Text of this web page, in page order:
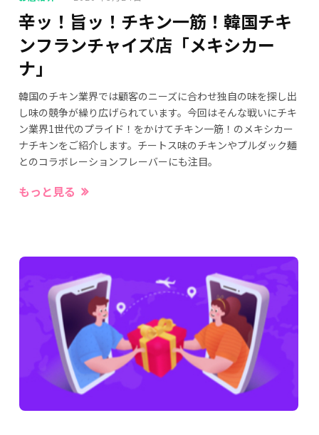
辛ッ！旨ッ！チキン一筋！韓国チキ
ンフランチャイズ店「メキシカー
ナ」
韓国のチキン業界では顧客のニーズに合わせ独自の味を探し出
し味の競争が繰り広げられています。今回はそんな戦いにチキ
ン業界1世代のプライド！をかけてチキン一筋！のメキシカー
ナチキンをご紹介します。チートス味のチキンやプルダック麺
とのコラボレーションフレーバーにも注目。
もっと見る